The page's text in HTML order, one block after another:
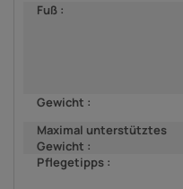
Fuß :
Gewicht :
Maximal unterstütztes
Gewicht :
Pflegetipps :